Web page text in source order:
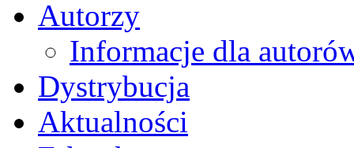
Autorzy
Informacje dla
Dystrybucja
Aktualności